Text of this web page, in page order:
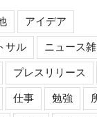
アイデア
サル ニュース
プレスリリース
仕事 勉強